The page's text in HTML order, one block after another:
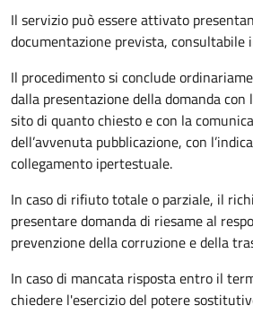
Il servizio può essere attivato
documentazione prevista, consultabile
Il procedimento si conclude
dalla presentazione della domanda con
sito di quanto chiesto e con la
dell’avvenuta pubblicazione, con
collegamento ipertestuale.
In caso di rifiuto totale o parziale, il
presentare domanda di riesame al
prevenzione della corruzione e della
In caso di mancata risposta entro il
chiedere l'esercizio del potere